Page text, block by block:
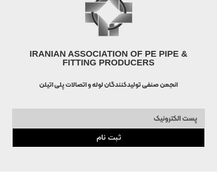
IRANIAN ASSOCIATION OF PE PIPE &
FITTING PRODUCERS
انجمن صنفی تولیدکنندگان لوله و اتصالات پلی اتیلن
ثبت نام